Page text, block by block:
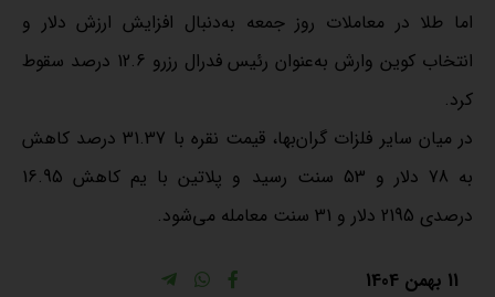
اما طلا در معاملات روز جمعه به‌دنبال افزایش ارزش دلار و
انتخاب کوین وارش به‌عنوان رئیس فدرال رزرو 12.6 درصد سقوط
کرد.
در میان سایر فلزات گران‌بها، قیمت نقره با 31.37 درصد کاهش
به 78 دلار و 53 سنت رسید و پلاتین با یم کاهش 16.95
درصدی 2195 دلار و 31 سنت معامله می‌شود.
11 بهمن 1404